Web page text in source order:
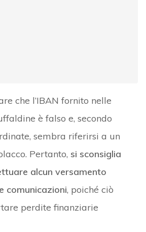
che l’IBAN fornito nelle
è falso e, secondo
sembra riferirsi a un
Pertanto, si sconsiglia
alcun versamento
comunicazioni, poiché ciò
perdite finanziarie